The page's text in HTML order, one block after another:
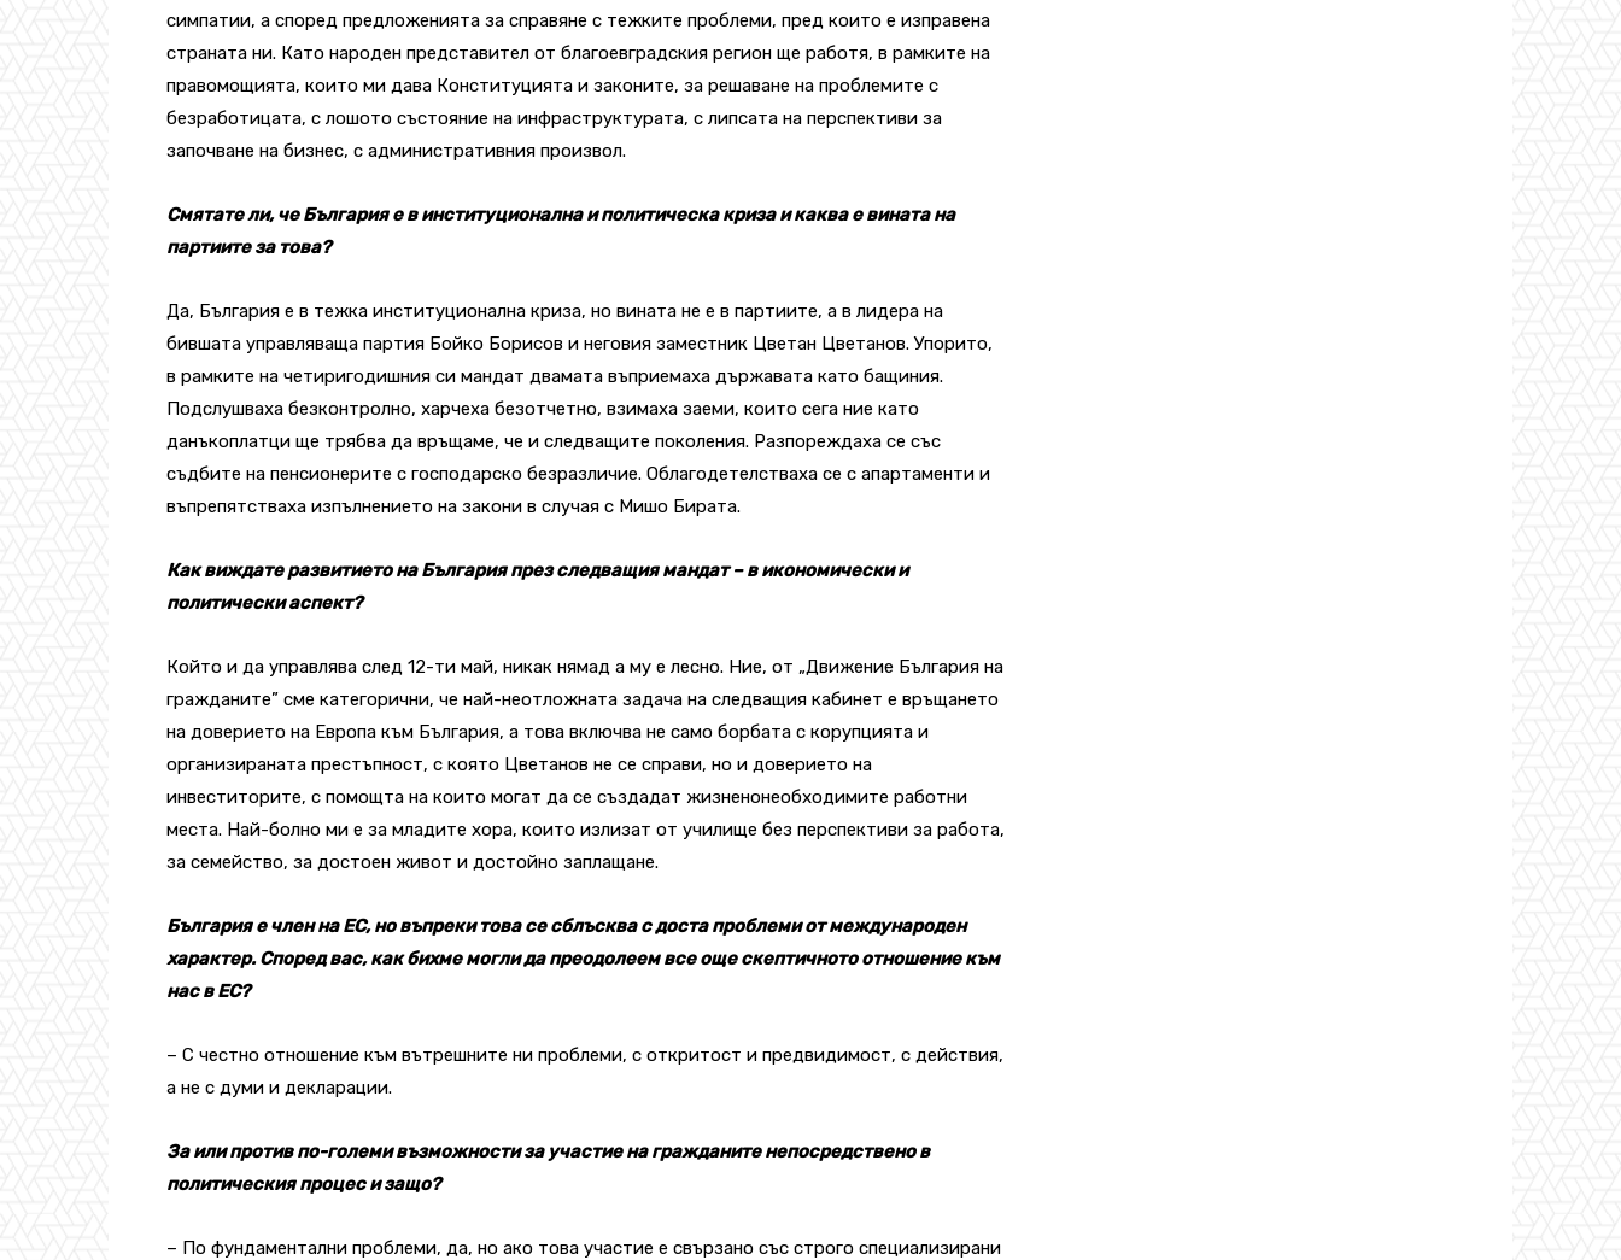
симпатии, а според предложенията за справяне с тежките проблеми, пред които е изправена
страната ни. Като народен представител от благоевградския регион ще работя, в рамките на
правомощията, които ми дава Конституцията и законите, за решаване на проблемите с
безработицата, с лошото състояние на инфраструктурата, с липсата на перспективи за
започване на бизнес, с административния произвол.
Смятате ли, че България е в институционална и политическа криза и каква е вината на
партиите за това?
Да, България е в тежка институционална криза, но вината не е в партиите, а в лидера на
бившата управляваща партия Бойко Борисов и неговия заместник Цветан Цветанов. Упорито,
в рамките на четиригодишния си мандат двамата въприемаха държавата като бащиния.
Подслушваха безконтролно, харчеха безотчетно, взимаха заеми, които сега ние като
данъкоплатци ще трябва да връщаме, че и следващите поколения. Разпореждаха се със
съдбите на пенсионерите с господарско безразличие. Облагодетелстваха се с апартаменти и
въпрепятстваха изпълнението на закони в случая с Мишо Бирата.
Как виждате развитието на България през следващия мандат – в икономически и
политически аспект?
Който и да управлява след 12-ти май, никак нямад а му е лесно. Ние, от „Движение България на
гражданите” сме категорични, че най-неотложната задача на следващия кабинет е връщането
на доверието на Европа към България, а това включва не само борбата с корупцията и
организираната престъпност, с която Цветанов не се справи, но и доверието на
инвеститорите, с помощта на които могат да се създадат жизненонеобходимите работни
места. Най-болно ми е за младите хора, които излизат от училище без перспективи за работа,
за семейство, за достоен живот и достойно заплащане.
България е член на ЕС, но въпреки това се сблъсква с доста проблеми от международен
характер. Според вас, как бихме могли да преодолеем все още скептичното отношение към
нас в ЕС?
– С честно отношение към вътрешните ни проблеми, с откритост и предвидимост, с действия,
а не с думи и декларации.
За или против по-големи възможности за участие на гражданите непосредствено в
политическия процес и защо?
– По фундаментални проблеми, да, но ако това участие е свързано със строго специализирани